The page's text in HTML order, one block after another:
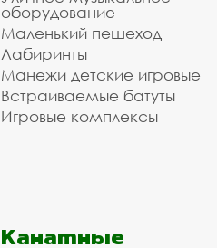
оборудование
Маленький пешеход
Лабиринты
Манежи детские игровые
Встраиваемые батуты
Игровые комплексы
Канатные